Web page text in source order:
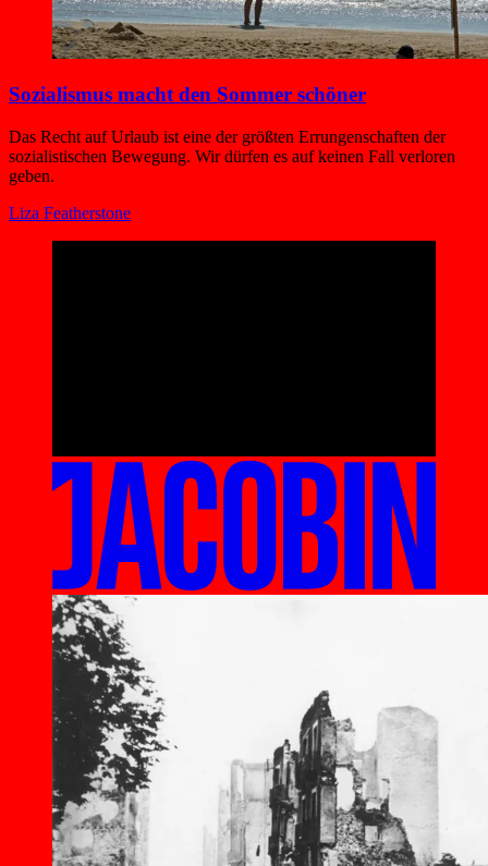
Sozialismus macht den Sommer schöner
Das Recht auf Urlaub ist eine der größten Errungenschaften der
sozialistischen Bewegung. Wir dürfen es auf keinen Fall verloren
geben.
Liza Featherstone